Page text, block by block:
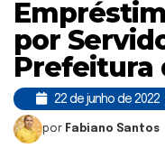
por
Prefeitura
22 de junho de 2022
por Fabiano Santos